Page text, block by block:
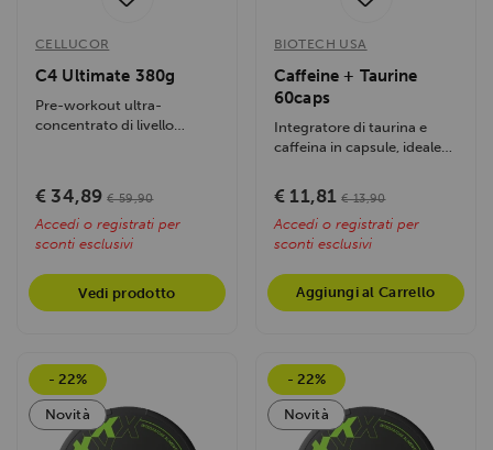
CELLUCOR
C4 Ultimate 380g
Pre-workout ultra-
concentrato di livello
€ 34,89 € 59,90
Accedi o registrati per
sconti esclusivi
Vedi prodotto
BIOTECH USA
Caffeine + Taurine
60caps
Integratore di taurina e
caffeina in capsule, ideale
mentale,...
€ 11,81 € 13,90
Accedi o registrati per
sconti esclusivi
Aggiungi al Carrello
- 22%
Novità
- 22%
Novità